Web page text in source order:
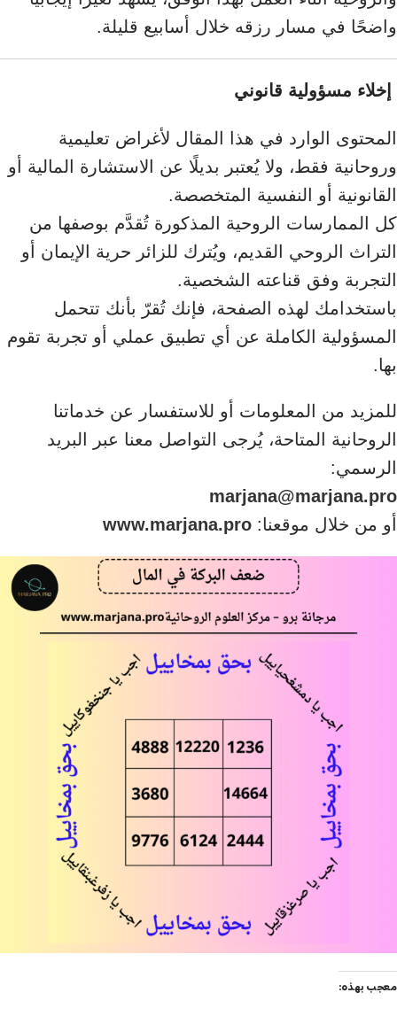
واضحًا في مسار رزقه خلال أسابيع قليلة.
إخلاء مسؤولية قانوني
المحتوى الوارد في هذا المقال لأغراض تعليمية
وروحانية فقط، ولا يُعتبر بديلًا عن الاستشارة المالية أو
القانونية أو النفسية المتخصصة.
كل الممارسات الروحية المذكورة تُقدَّم بوصفها من
التراث الروحي القديم، ويُترك للزائر حرية الإيمان أو
التجربة وفق قناعته الشخصية.
باستخدامك لهذه الصفحة، فإنك تُقرّ بأنك تتحمل
المسؤولية الكاملة عن أي تطبيق عملي أو تجربة تقوم
بها.
للمزيد من المعلومات أو للاستفسار عن خدماتنا
الروحانية المتاحة، يُرجى التواصل معنا عبر البريد
الرسمي:
marjana@marjana.pro
أو من خلال موقعنا: www.marjana.pro
معجب بهذه: